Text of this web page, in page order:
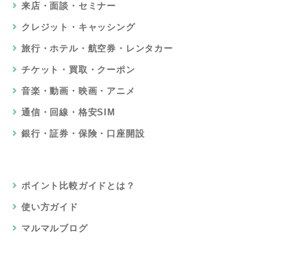
来店・面談・セミナー
クレジット・キャッシング
旅行・ホテル・航空券・レンタカー
チケット・買取・クーポン
音楽・動画・映画・アニメ
通信・回線・格安SIM
銀行・証券・保険・口座開設
ポイント比較ガイドとは？
使い方ガイド
マルマルブログ